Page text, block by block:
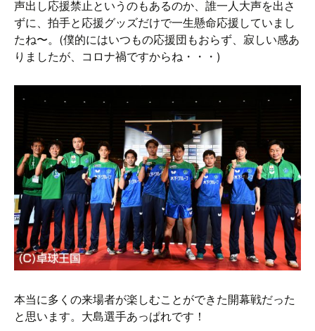
声出し応援禁止というのもあるのか、誰一人大声を出さ
ずに、拍手と応援グッズだけで一生懸命応援していまし
たね〜。(僕的にはいつもの応援団もおらず、寂しい感あ
りましたが、コロナ禍ですからね・・・)
本当に多くの来場者が楽しむことができた開幕戦だった
と思います。大島選手あっぱれです！